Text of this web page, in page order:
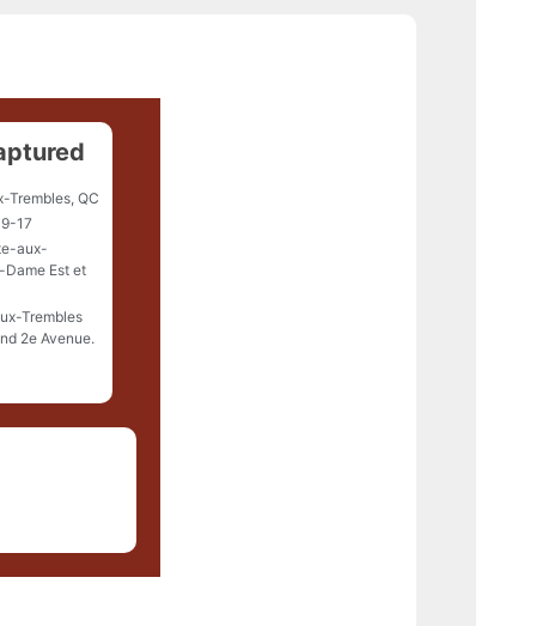
Trembles, QC
17
aux-
Dame Est et
Trembles
2e Avenue.